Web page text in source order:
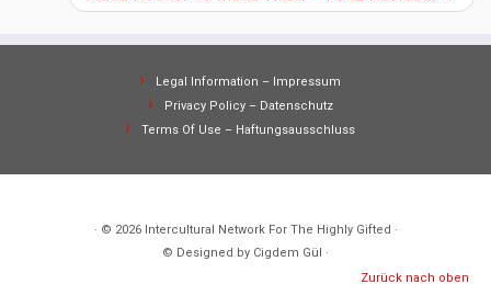
Legal Information – Impressum
Privacy Policy – Datenschutz
Terms Of Use – Haftungsausschluss
· © 2026 Intercultural Network For The Highly Gifted ·
© Designed by Cigdem Gül ·
Zurück nach oben